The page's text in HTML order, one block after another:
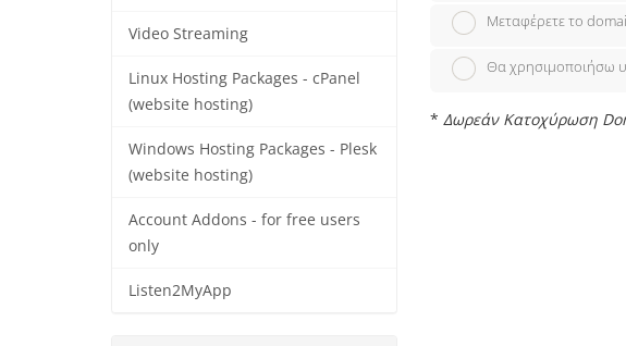
Video Streaming
Linux Hosting Packages - cPanel
(website hosting)
Windows Hosting Packages - Plesk
(website hosting)
Account Addons - for free users
only
Listen2MyApp
Μεταφέρετε το
Θα χρησιμοποιήσω
* Δωρεάν Κατοχύρωση